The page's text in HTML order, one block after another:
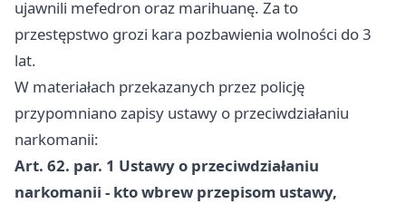
ujawnili mefedron oraz marihuanę. Za to
przestępstwo grozi kara pozbawienia wolności do 3
lat.
W materiałach przekazanych przez policję
przypomniano zapisy ustawy o przeciwdziałaniu
narkomanii:
Art. 62. par. 1 Ustawy o przeciwdziałaniu
narkomanii - kto wbrew przepisom ustawy,